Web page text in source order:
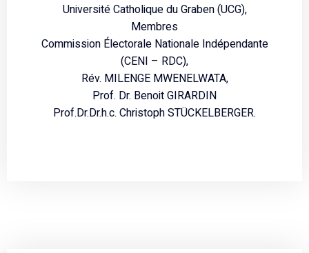
Université Catholique du Graben (UCG),
Membres
Commission Électorale Nationale Indépendante
(CENI – RDC),
Rév. MILENGE MWENELWATA,
Prof. Dr. Benoit GIRARDIN
Prof.Dr.Dr.h.c. Christoph STÜCKELBERGER.